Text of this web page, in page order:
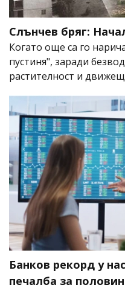
Слънчев бряг:
Когато още са го
пустиня", заради
растителност и
Банков рекорд у
печалба за